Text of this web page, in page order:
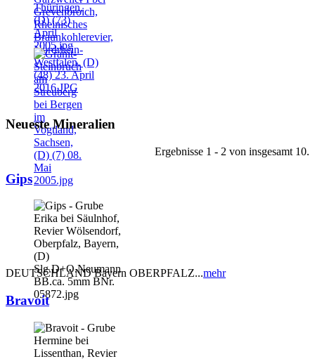
Neueste Mineralien
Ergebnisse 1 - 2 von insgesamt 10.
Gips
DEUTSCHLAND Bayern OBERPFALZ...mehr
Bravoit